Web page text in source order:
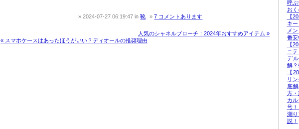
2024-07-27 06:19:47in靴 7 コメントあります
人気のシャネルブローチ：2024年おすすめアイテム »
« スマホケースはあったほうがいい？ディオールの推奨理由
呼
お
【
キ
メ
番安
【
ニ
デ
解？
【
リ
底
方・
カ
号
測
説！